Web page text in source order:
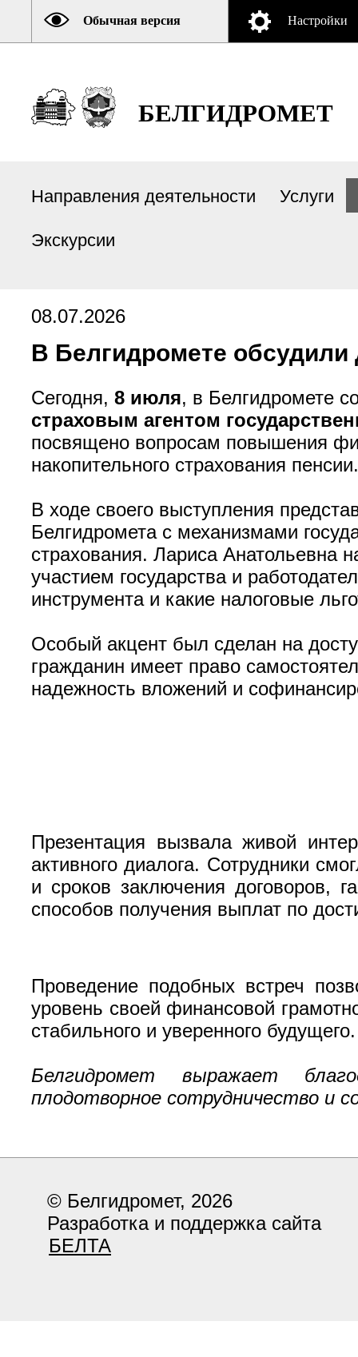
Обычная версия Настройки
БЕЛГИДРОМЕТ
Направления деятельности Услуги
Экскурсии
08.07.2026
В Белгидромете обсудили
Сегодня, 8 июля, в Белгидромете
страховым агентом
посвящено вопросам повышения
накопительного страхования пенсии.
В ходе своего выступления
Белгидромета с механизмами
страхования. Лариса Анатольевна
участием государства и
инструмента и какие налоговые
Особый акцент был сделан на
гражданин имеет право
надежность вложений и
Презентация вызвала живой
активного диалога. Сотрудники
и сроков заключения договоров,
способов получения выплат по
Проведение подобных встреч
уровень своей финансовой
стабильного и уверенного будущего.
Белгидромет выражает
плодотворное сотрудничество и
© Белгидромет, 2026
Разработка и поддержка сайта
БЕЛТА